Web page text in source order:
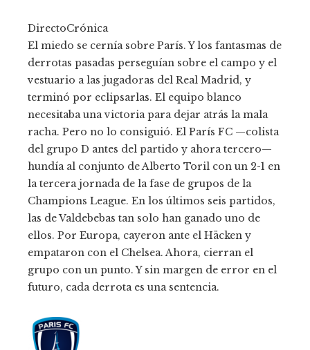
DirectoCrónica
El miedo se cernía sobre París. Y los fantasmas de
derrotas pasadas perseguían sobre el campo y el
vestuario a las jugadoras del Real Madrid, y
terminó por eclipsarlas. El equipo blanco
necesitaba una victoria para dejar atrás la mala
racha. Pero no lo consiguió. El París FC —colista
del grupo D antes del partido y ahora tercero—
hundía al conjunto de Alberto Toril con un 2-1 en
la tercera jornada de la fase de grupos de la
Champions League. En los últimos seis partidos,
las de Valdebebas tan solo han ganado uno de
ellos. Por Europa, cayeron ante el Häcken y
empataron con el Chelsea. Ahora, cierran el
grupo con un punto. Y sin margen de error en el
futuro, cada derrota es una sentencia.